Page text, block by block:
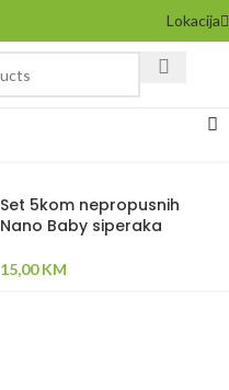
Lokacija
Set 5kom nepropusnih
Nano Baby siperaka
15,00KM